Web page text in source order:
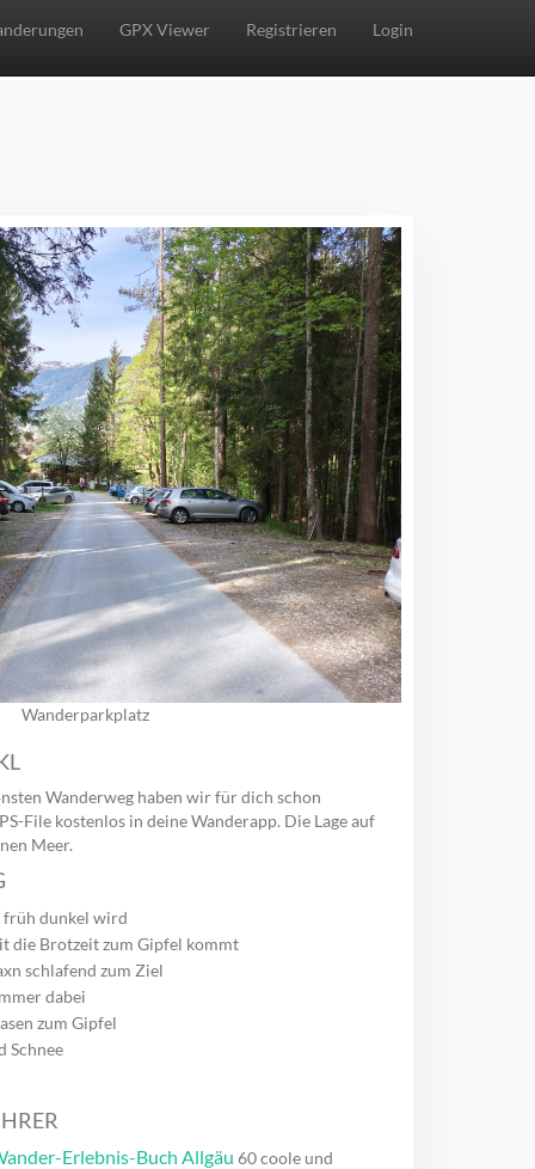
GPX Viewer Registrieren Login
Wanderparkplatz
Wanderweg haben wir für dich schon
File kostenlos in deine Wanderapp. Die Lage auf
Meer.
früh dunkel wird
die Brotzeit zum Gipfel kommt
schlafend zum Ziel
dabei
zum Gipfel
Schnee
Erlebnis-Buch Allgäu 60 coole und